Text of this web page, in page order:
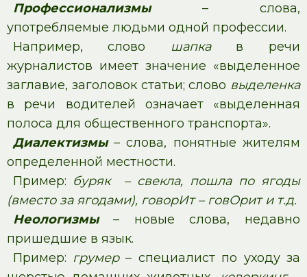
Профессионализмы– слова,
употребляемые людьми одной профессии.
Например, слово
шапкав речи
журналистов имеет значение «выделенное
заглавие, заголовок статьи; слово выделенка
в речи водителей означает «выделенная
полоса для общественного транспорта».
Диалектизмы– слова, понятные жителям
определенной местности.
Пример: буряк – свекла, пошла по ягоды
(вместо за ягодами), говорИт – говОрит и т.д.
Неологизмы– новые слова, недавно
пришедшие в язык.
Пример: грумер– специалист по уходу за